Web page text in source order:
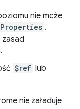
nie może
.
zasad
$ref lub
nie załaduje